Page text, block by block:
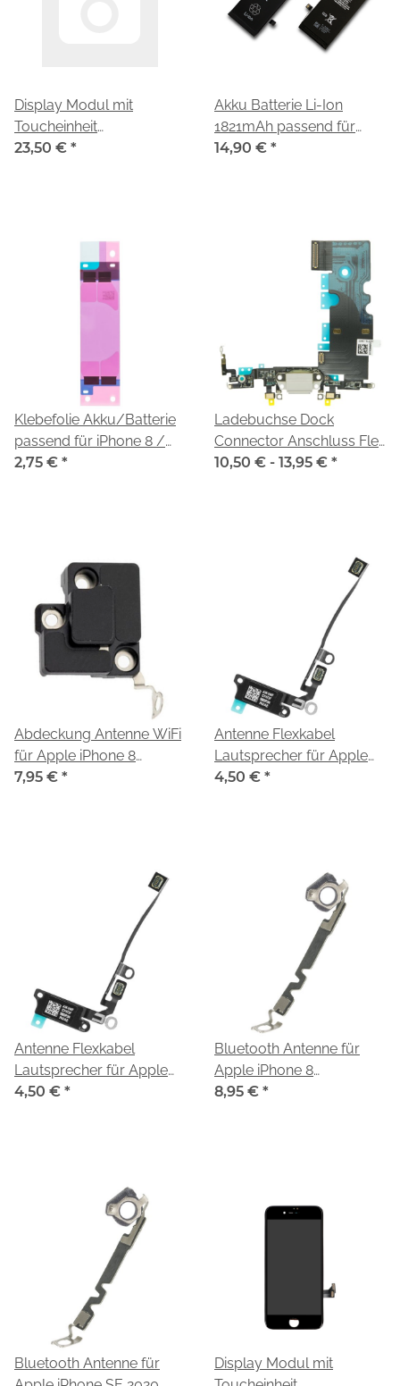
Display Modul mit
Toucheinheit
black/schwarz für Apple
23,50 € *
Akku Batterie Li-Ion
1821mAh passend für
iPhone 8
14,90 € *
Klebefolie Akku/Batterie
passend für iPhone 8 /
SE 2020
2,75 € *
Ladebuchse Dock
Connector Anschluss Flex
passend für iPhone 8
10,50 € - 13,95 € *
Abdeckung Antenne WiFi
für Apple iPhone 8
(A1905, A1863)
7,95 € *
Antenne Flexkabel
Lautsprecher für Apple
iPhone 8 (A1905,A1863)
4,50 € *
Antenne Flexkabel
Lautsprecher für Apple
iPhone SE 2020 (A2296)
4,50 € *
Bluetooth Antenne für
Apple iPhone 8
(A1905,A1863)
8,95 € *
Bluetooth Antenne für
Display Modul mit